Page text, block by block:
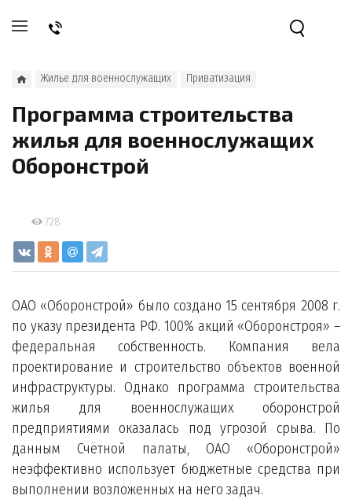
Жилье для военнослужащих Приватизация
Программа строительства
жилья для военнослужащих
Оборонстрой
728
ОАО «Оборонстрой» было создано 15 сентября 2008 г.
по указу президента РФ. 100% акций «Оборонстроя» –
федеральная собственность. Компания вела
проектирование и строительство объектов военной
инфраструктуры. Однако программа строительства
жилья для военнослужащих оборонстрой
предприятиями оказалась под угрозой срыва. По
данным Счётной палаты, ОАО «Оборонстрой»
неэффективно использует бюджетные средства при
выполнении возложенных на него задач.